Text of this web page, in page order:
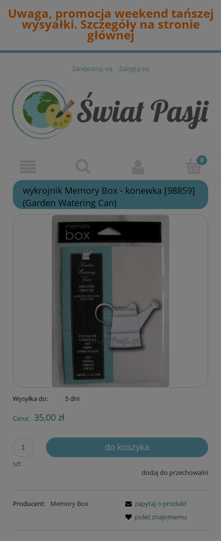
Uwaga, promocja weekend tańszej
wysyałki. Szczegóły na stronie
głównej
Zarejestruj się Zaloguj się
wykrojnik Memory Box - konewka [98859]
(Garden Watering Can)
Wysyłka do: 5 dni
Cena: 35,00 zł
szt
do koszyka
dodaj do przechowalni
Producent: Memory Box
zapytaj o produkt
poleć znajomemu